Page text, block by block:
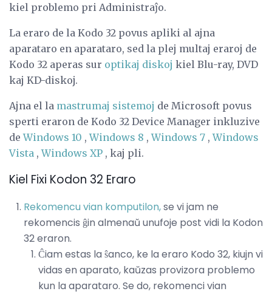
kiel problemo pri Administraĵo.
La eraro de la Kodo 32 povus apliki al ajna
aparataro en aparataro, sed la plej multaj eraroj de
Kodo 32 aperas sur optikaj diskoj kiel Blu-ray, DVD
kaj KD-diskoj.
Ajna el la mastrumaj sistemoj de Microsoft povus
sperti eraron de Kodo 32 Device Manager inkluzive
deWindows 10 ,Windows 8 ,Windows 7 ,Windows
Vista ,Windows XP , kaj pli.
Kiel Fixi Kodon 32 Eraro
Rekomencu vian komputilon,se vi jam ne
rekomencis ĝin almenaŭ unufoje post vidi la Kodon
32 eraron.
Ĉiam estas la ŝanco, ke la eraro Kodo 32, kiujn vi
vidas en aparato, kaŭzas provizora problemo
kun la aparataro. Se do, rekomenci vian